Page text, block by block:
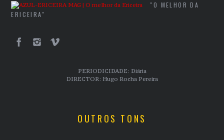
"O MELHOR DA
ERICEIRA"
PERIODICIDADE: Diária
DIRECTOR: Hugo Rocha Pereira
OUTROS TONS